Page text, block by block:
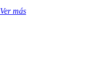
Ver más